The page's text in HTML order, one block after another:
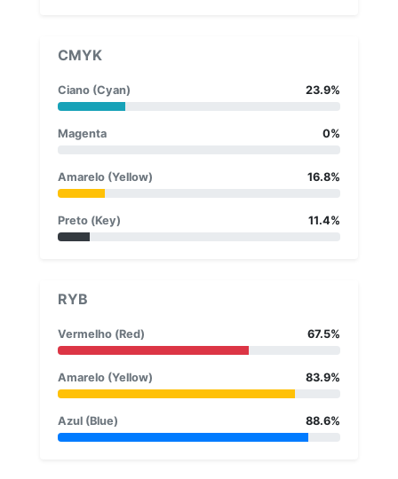
CMYK
Ciano (Cyan) 23.9%
Magenta 0%
Amarelo (Yellow) 16.8%
Preto (Key) 11.4%
RYB
Vermelho (Red) 67.5%
Amarelo (Yellow) 83.9%
Azul (Blue) 88.6%